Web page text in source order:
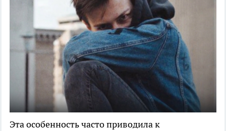
Эта особенность часто приводила к